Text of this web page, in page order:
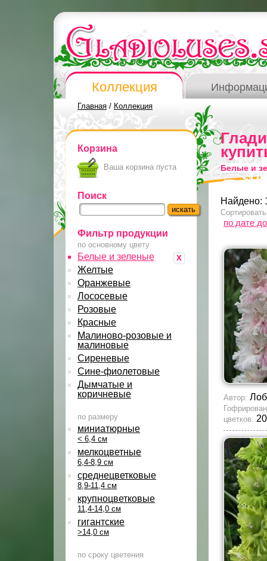
Коллекция
Главная / Коллекция
Корзина
Ваша корзина пуста
Поиск
Фильтр продукции
по основному цвету
x
Белые и зеленые
Желтые
Оранжевые
Лососевые
Розовые
Красные
Малиново-розовые и
малиновые
Сиреневые
Сине-фиолетовые
Дымчатые и
коричневые
по размеру
миниатюрные
< 6,4 см
мелкоцветные
6,4-8,9 см
среднецветковые
8,9-11,4 см
крупноцветковые
11,4-14,0 см
гигантские
>14,0 см
по сроку цветения
Белые и
Найдено:
по дате
Автор:
цветков: